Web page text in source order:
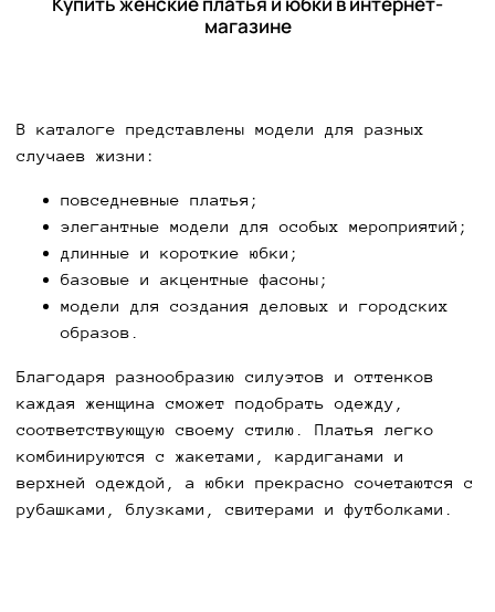
магазине
В каталоге представлены модели для разных
случаев жизни:
повседневные платья;
элегантные модели для особых мероприятий;
длинные и короткие юбки;
базовые и акцентные фасоны;
модели для создания деловых и городских
образов.
Благодаря разнообразию силуэтов и оттенков
каждая женщина сможет подобрать одежду,
соответствующую своему стилю. Платья легко
комбинируются с жакетами, кардиганами и
верхней одеждой, а юбки прекрасно сочетаются с
рубашками, блузками, свитерами и футболками.